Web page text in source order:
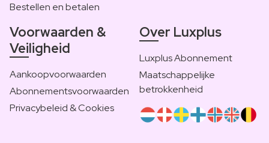
Bestellen en betalen
Voorwaarden &
Veiligheid
Aankoopvoorwaarden
Abonnementsvoorwaarden
Privacybeleid & Cookies
Over Luxplus
Luxplus Abonnement
Maatschappelijke
betrokkenheid